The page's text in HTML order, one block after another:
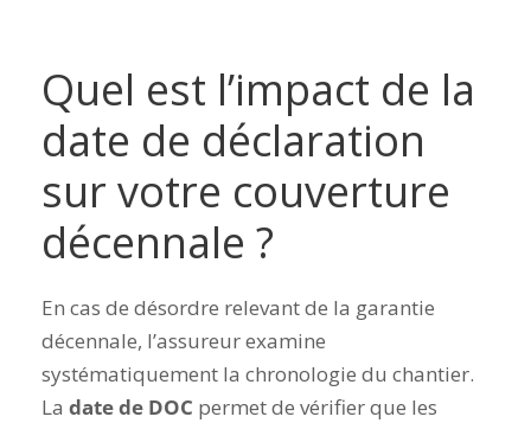
Quel est l’impact de la
date de déclaration
sur votre couverture
décennale ?
En cas de désordre relevant de la garantie
décennale, l’assureur examine
systématiquement la chronologie du chantier.
La date de DOC permet de vérifier que les